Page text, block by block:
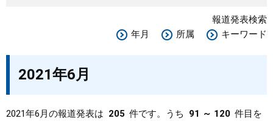
くらし・環境
報道発表検索
年月
所属 キーワード
2021年6月
2021年6月の報道発表は 205 件です。うち 91 ～ 120 件目を